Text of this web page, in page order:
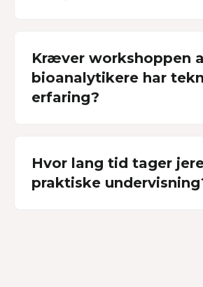
Kræver workshoppen
bioanalytikere har
erfaring?
Hvor lang tid tager
praktiske